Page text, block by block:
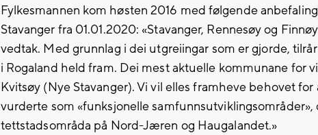
Fylkesmannen kom høsten 2016 med følgende
Stavanger fra 01.01.2020: «Stavanger, Rennesøy og
vedtak. Med grunnlag i dei utgreiingar som er gjorde,
i Rogaland held fram. Dei mest aktuelle kommunane for
Kvitsøy (Nye Stavanger). Vi vil elles framheve behovet
vurderte som «funksjonelle
tettstadsområda på Nord-Jæren og Haugalandet.»